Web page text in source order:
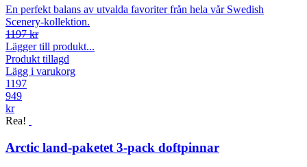
En perfekt balans av utvalda favoriter från hela vår Swedish
Scenery-kollektion.
1197 kr
Lägger till produkt...
Produkt tillagd
Lägg i varukorg
1197
949
kr
Rea!
Arctic land-paketet 3-pack doftpinnar